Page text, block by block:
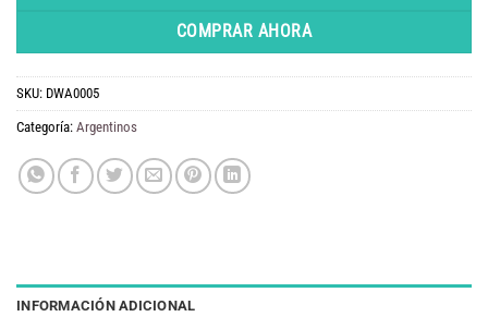
COMPRAR AHORA
SKU: DWA0005
Categoría: Argentinos
INFORMACIÓN ADICIONAL